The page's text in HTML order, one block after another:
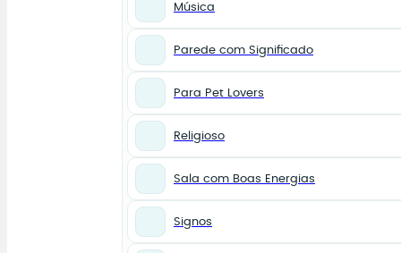
Música
Parede com Significado
Para Pet Lovers
Religioso
Sala com Boas Energias
Signos